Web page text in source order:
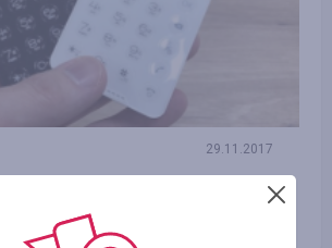
29.11.2017
najbardziej miniaturowy
na świecie?